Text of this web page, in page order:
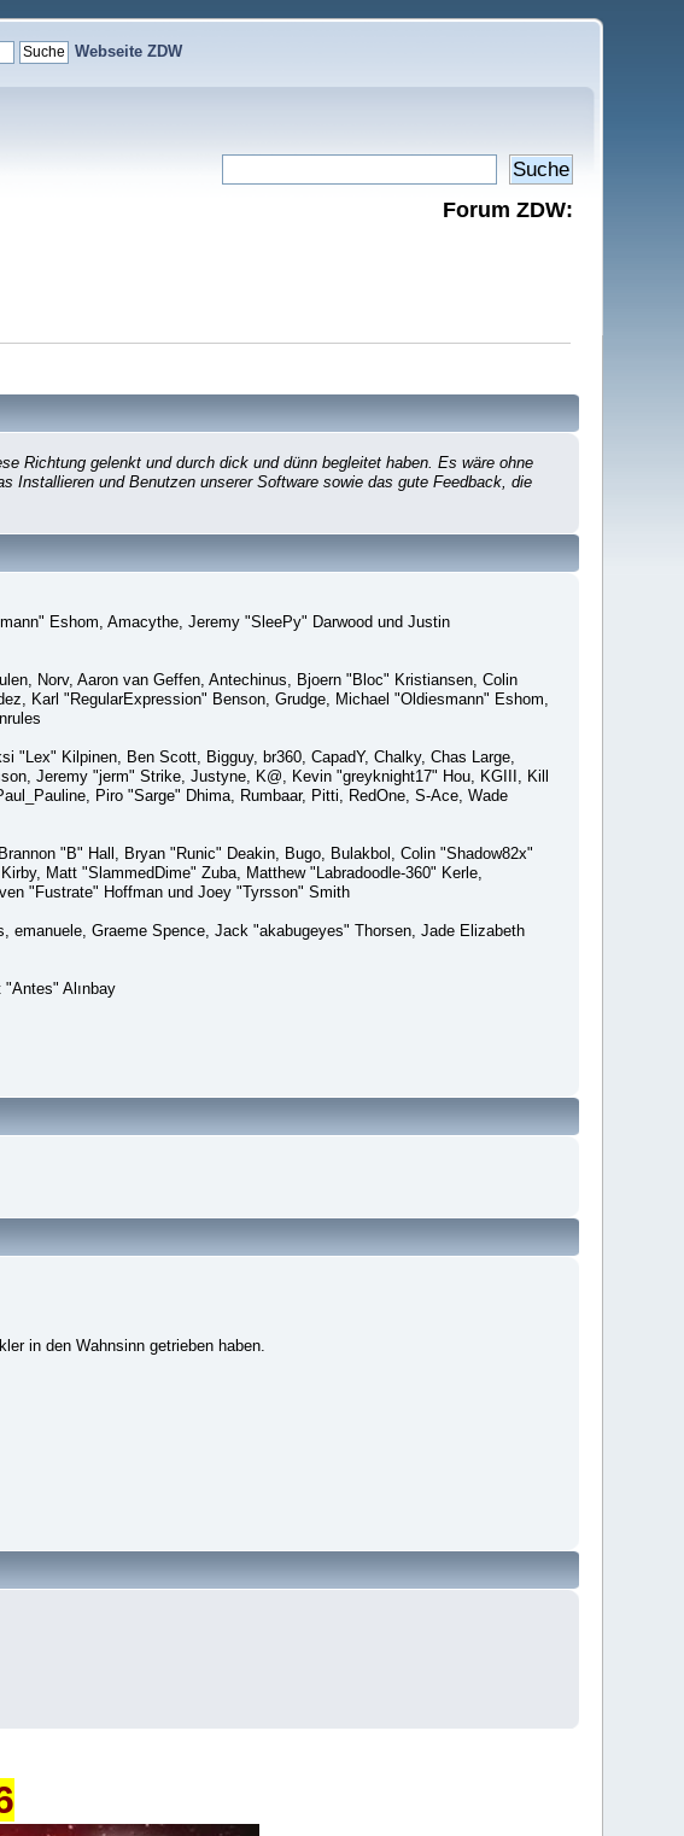
Webseite ZDW
Forum ZDW:
Richtung gelenkt und durch dick und dünn begleitet haben. Es wäre ohne
Installieren und Benutzen unserer Software sowie das gute Feedback, die
Eshom, Amacythe, Jeremy "SleePy" Darwood und Justin
Norv, Aaron van Geffen, Antechinus, Bjoern "Bloc" Kristiansen, Colin
Karl "RegularExpression" Benson, Grudge, Michael "Oldiesmann" Eshom,
"Lex" Kilpinen, Ben Scott, Bigguy, br360, CapadY, Chalky, Chas Large,
Jeremy "jerm" Strike, Justyne, K@, Kevin "greyknight17" Hou, KGIII, Kill
Piro "Sarge" Dhima, Rumbaar, Pitti, RedOne, S-Ace, Wade
"B" Hall, Bryan "Runic" Deakin, Bugo, Bulakbol, Colin "Shadow82x"
Matt "SlammedDime" Zuba, Matthew "Labradoodle-360" Kerle,
"Fustrate" Hoffman und Joey "Tyrsson" Smith
emanuele, Graeme Spence, Jack "akabugeyes" Thorsen, Jade Elizabeth
Alınbay
in den Wahnsinn getrieben haben.